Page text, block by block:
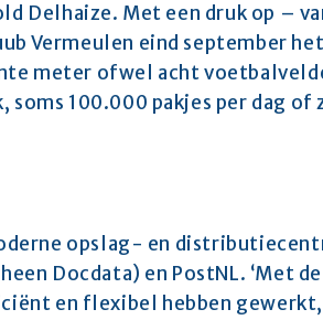
Delhaize. Met een druk op –
Vermeulen eind september
meter ofwel acht
soms 100.000 pakjes per dag of
opslag- en
Docdata) en PostNL. ‘Met
en flexibel hebben